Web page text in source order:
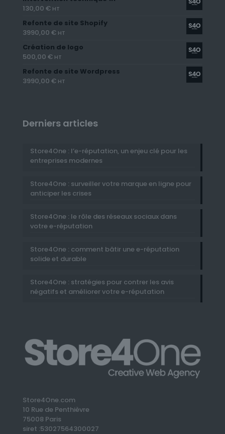
130,00 € HT
Refonte de site Shopify
3990,00 € HT
Création de logo
500,00 € HT
Refonte de site Wordpress
3990,00 € HT
Derniers articles
Store4One : l’e-réputation, un enjeu clé pour les
entreprises modernes
Store4One : surveiller votre marque en ligne pour
anticiper les crises
Store4One : le rôle des réseaux sociaux dans
votre e-réputation
Store4One : comment bâtir une e-réputation
solide et durable
Store4One : stratégies pour contrer les avis
négatifs et améliorer votre e-réputation
Store4One.com
10 Rue de Penthièvre
75008 Paris
siret :53027564300027